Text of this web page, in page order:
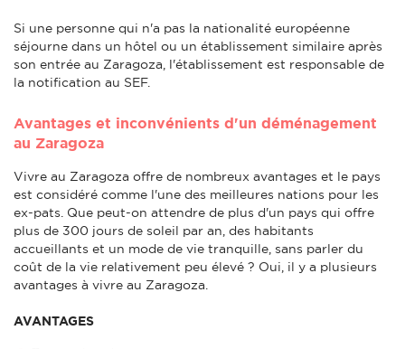
Si une personne qui n'a pas la nationalité européenne
séjourne dans un hôtel ou un établissement similaire après
son entrée au Zaragoza, l'établissement est responsable de
la notification au SEF.
Avantages et inconvénients d'un déménagement
au Zaragoza
Vivre au Zaragoza offre de nombreux avantages et le pays
est considéré comme l'une des meilleures nations pour les
ex-pats. Que peut-on attendre de plus d'un pays qui offre
plus de 300 jours de soleil par an, des habitants
accueillants et un mode de vie tranquille, sans parler du
coût de la vie relativement peu élevé ? Oui, il y a plusieurs
avantages à vivre au Zaragoza.
AVANTAGES